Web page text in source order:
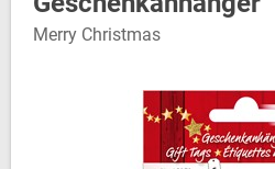
Merry Christmas